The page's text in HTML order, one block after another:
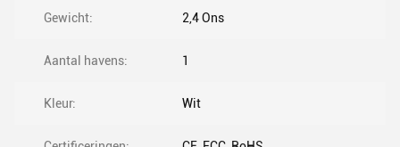
Gewicht: 2,4 Ons
Aantal havens: 1
Kleur: Wit